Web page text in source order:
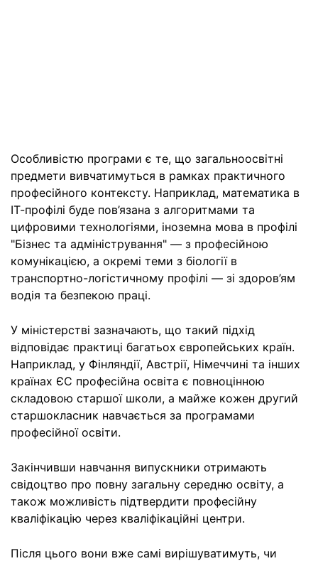
Особливістю програми є те, що загальноосвітні
предмети вивчатимуться в рамках практичного
професійного контексту. Наприклад, математика в
ІТ-профілі буде пов’язана з алгоритмами та
цифровими технологіями, іноземна мова в профілі
"Бізнес та адміністрування" — з професійною
комунікацією, а окремі теми з біології в
транспортно-логістичному профілі — зі здоров’ям
водія та безпекою праці.
У міністерстві зазначають, що такий підхід
відповідає практиці багатьох європейських країн.
Наприклад, у Фінляндії, Австрії, Німеччині та інших
країнах ЄС професійна освіта є повноцінною
складовою старшої школи, а майже кожен другий
старшокласник навчається за програмами
професійної освіти.
Закінчивши навчання випускники отримають
свідоцтво про повну загальну середню освіту, а
також можливість підтвердити професійну
кваліфікацію через кваліфікаційні центри.
Після цього вони вже самі вирішуватимуть, чи